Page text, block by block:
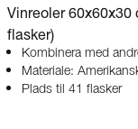
Vinreoler 60x60x30
flasker)
Kombinera med
Materiale:
Plads til 41 flasker